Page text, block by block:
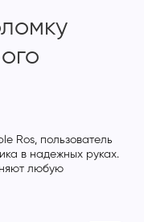
Ros, пользователь
в надежных руках.
любую